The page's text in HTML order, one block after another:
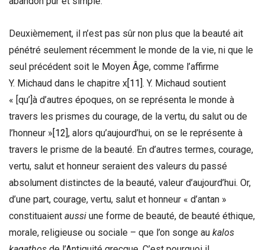
Deuxièmement, il n’est pas sûr non plus que la beauté ait
pénétré seulement récemment le monde de la vie, ni que le
seul précédent soit le Moyen Âge, comme l’affirme
Y. Michaud dans le chapitre x [11] . Y. Michaud soutient
« [qu’]à d’autres époques, on se représenta le monde à
travers les prismes du courage, de la vertu, du salut ou de
l’honneur » [12] , alors qu’aujourd’hui, on se le représente à
travers le prisme de la beauté. En d’autres termes, courage,
vertu, salut et honneur seraient des valeurs du passé
absolument distinctes de la beauté, valeur d’aujourd’hui. Or,
d’une part, courage, vertu, salut et honneur « d’antan »
constituaient aussi une forme de beauté, de beauté éthique,
morale, religieuse ou sociale – que l’on songe au kalos